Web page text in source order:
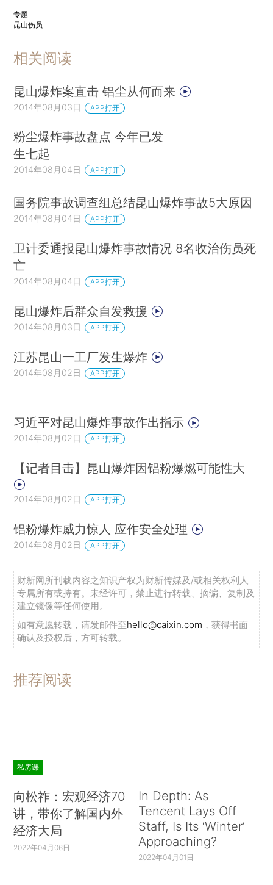
专题
昆山伤员
相关阅读
昆山爆炸案直击 铝尘从何而来
2014年08月03日 APP打开
粉尘爆炸事故盘点 今年已发
生七起
2014年08月04日 APP打开
国务院事故调查组总结昆山爆炸事故5大原因
2014年08月04日 APP打开
卫计委通报昆山爆炸事故情况 8名收治伤员死
亡
2014年08月04日 APP打开
昆山爆炸后群众自发救援
2014年08月03日 APP打开
江苏昆山一工厂发生爆炸
2014年08月02日 APP打开
习近平对昆山爆炸事故作出指示
2014年08月02日 APP打开
【记者目击】昆山爆炸因铝粉爆燃可能性大
2014年08月02日 APP打开
铝粉爆炸威力惊人 应作安全处理
2014年08月02日 APP打开
财新网所刊载内容之知识产权为财新传媒及/或相关权利人
专属所有或持有。未经许可，禁止进行转载、摘编、复制及
建立镜像等任何使用。
如有意愿转载，请发邮件至hello@caixin.com ，获得书面
确认及授权后，方可转载。
推荐阅读
私房课
向松祚：宏观经济70
讲，带你了解国内外
经济大局
2022年04月06日
In Depth: As
Tencent Lays Off
Staff, Is Its ‘Winter’
Approaching?
2022年04月01日